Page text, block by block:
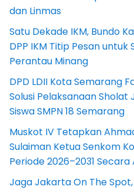
dan Linmas
Satu Dekade IKM, Bundo
DPP IKM Titip Pesan untuk
Perantau Minang
DPD LDII Kota Semarang
Solusi Pelaksanaan Sholat
Siswa SMPN 18 Semarang
Muskot IV Tetapkan
Sulaiman Ketua Senkom
Periode 2026–2031
Jaga Jakarta On The